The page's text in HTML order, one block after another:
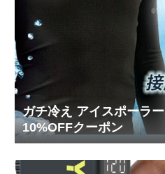
ガチ冷え アイスポーラ
10%OFFクーポン